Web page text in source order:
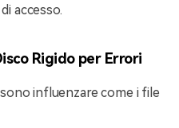
accesso.
Rigido per Errori
influenzare come i file